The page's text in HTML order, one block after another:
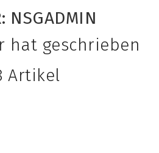
NSGADMIN
hat geschrieben
Artikel